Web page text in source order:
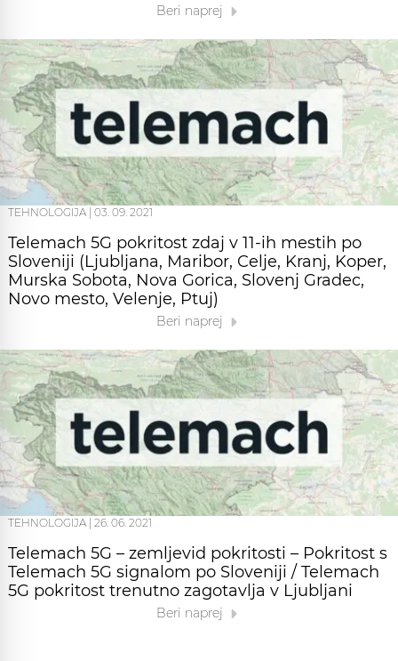
Beri naprej
TEHNOLOGIJA 03. 09. 2021
Telemach 5G pokritost zdaj v 11-ih mestih po
Sloveniji (Ljubljana, Maribor, Celje, Kranj, Koper,
Murska Sobota, Nova Gorica, Slovenj Gradec,
Novo mesto, Velenje, Ptuj)
Beri naprej
TEHNOLOGIJA 26. 06. 2021
Telemach 5G – zemljevid pokritosti – Pokritost s
Telemach 5G signalom po Sloveniji / Telemach
5G pokritost trenutno zagotavlja v Ljubljani
Beri naprej